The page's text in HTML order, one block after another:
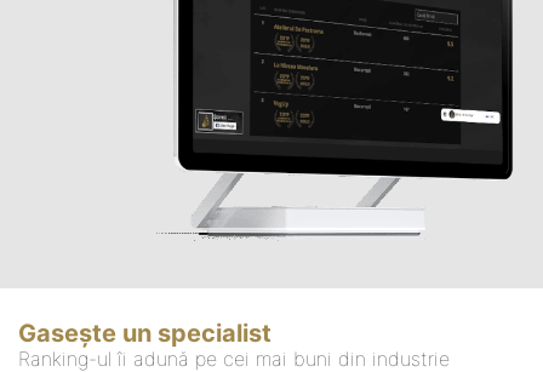
Gasește un specialist
Ranking-ul îi adună pe cei mai buni din industrie